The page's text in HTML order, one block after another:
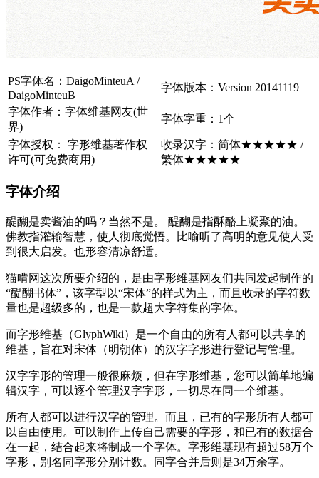
PS字体名：DaigoMinteuA /
DaigoMinteuB
字体版本：Version 20141119
字体作者：字体维基网友(世
界)
字体字重：1个
字体授权： 字形维基著作权
许可(可免费商用)
收录汉字：简体★★★★★ /
繁体★★★★★
字体介绍
醍醐是卖酱油的吗？当然不是。 醍醐是指酥酪上凝聚的油。
佛教指灌输智慧，使人彻底觉悟。比喻听了高明的意见使人受
到很大启发。也形容清凉舒适。
猫啃网这次所要介绍的，是由字形维基网友们共同发起制作的
“醍醐书体”，该字型以“宋体”的样式为主，而且收录的字符数
量也是超级多的，也是一款超大字符集的字体。
而字形维基（GlyphWiki）是一个自由的所有人都可以共享的
维基，旨在对宋体（明朝体）的汉字字形进行登记与管理。
汉字字形的管理一般很麻烦，但在字形维基，您可以简单地编
辑汉字，可以逐个管理汉字字形，一切尽在同一个维基。
所有人都可以进行汉字的管理。而且，已有的字形所有人都可
以自由使用。可以制作上传自己需要的字形，和已有的数据合
在一起，结合起来将制成一个字体。字形维基现有超过58万个
字形，别名同字形分别计数。同字合并后则是34万余字。